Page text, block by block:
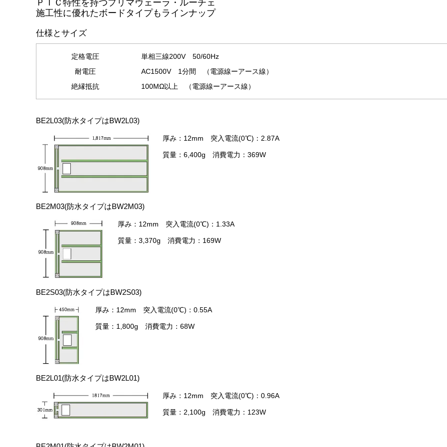
ＰＴＣ特性を持つプリマヴェーラ・ルーチェ
施工性に優れたボードタイプもラインナップ
仕様とサイズ
定格電圧
耐電圧
絶縁抵抗
単相三線200V 50/60Hz
AC1500V 1分間 （電源線ーアース線）
100MΩ以上 （電源線ーアース線）
BE2L03(防水タイプはBW2L03)
厚み：12mm 突入電流(0℃)：2.87A
質量：6,400g 消費電力：369W
BE2M03(防水タイプはBW2M03)
厚み：12mm 突入電流(0℃)：1.33A
質量：3,370g 消費電力：169W
BE2S03(防水タイプはBW2S03)
厚み：12mm 突入電流(0℃)：0.55A
質量：1,800g 消費電力：68W
BE2L01(防水タイプはBW2L01)
厚み：12mm 突入電流(0℃)：0.96A
質量：2,100g 消費電力：123W